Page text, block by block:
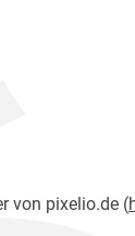
von pixelio.de (